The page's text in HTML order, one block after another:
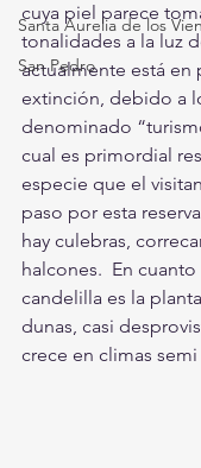
Santa Aurelia de los
San Pedro
cuya piel parece
tonalidades a la luz
actualmente está en
extinción, debido a
denominado
cual es primordial
especie que el
paso por esta
hay culebras,
halcones.  En
candelilla es la
dunas, casi
crece en climas semi